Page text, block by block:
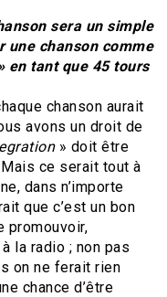
sera un simple
une chanson comme
en tant que 45 tours
chanson aurait
avons un droit de
» doit être
ce serait tout à
dans n’importe
que c’est un bon
promouvoir,
la radio ; non pas
on ne ferait rien
chance d’être